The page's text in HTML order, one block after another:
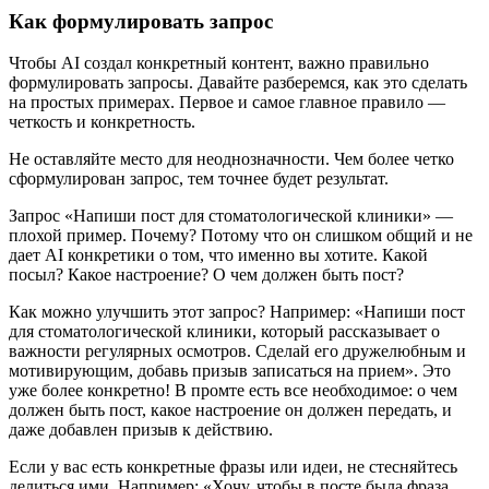
Как формулировать запрос
Чтобы AI создал конкретный контент, важно правильно
формулировать запросы. Давайте разберемся, как это сделать
на простых примерах. Первое и самое главное правило —
четкость и конкретность.
Не оставляйте место для неоднозначности. Чем более четко
сформулирован запрос, тем точнее будет результат.
Запрос «Напиши пост для стоматологической клиники» —
плохой пример. Почему? Потому что он слишком общий и не
дает AI конкретики о том, что именно вы хотите. Какой
посыл? Какое настроение? О чем должен быть пост?
Как можно улучшить этот запрос? Например: «Напиши пост
для стоматологической клиники, который рассказывает о
важности регулярных осмотров. Сделай его дружелюбным и
мотивирующим, добавь призыв записаться на прием». Это
уже более конкретно! В промте есть все необходимое: о чем
должен быть пост, какое настроение он должен передать, и
даже добавлен призыв к действию.
Если у вас есть конкретные фразы или идеи, не стесняйтесь